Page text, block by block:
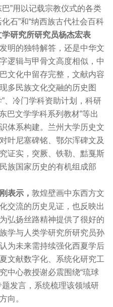
”用以记载宗教仪式的各类
石”和“纳西族古代社会百科
研究所研究员杨杰宏表
明的独特解答，还是中华文
逻辑与甲骨文高度相似，中
文化中留存完整，文献内容
多民族文化交融的历史图
、冷门学科资助计划，科研
巴文学学科系列教材”等出
体系构建。兰州大学历史文
叶尼塞碑铭、鄂尔浑碑文及
证实，突厥、铁勒、黠戛斯
族国家历史的有机组成部
表示， 敦煌壁画中东西方文
交流的历史见证，也反映出
弘扬丝路精神提供了很好的
学与人类学研究所研究员孙
为未来需持续强化西夏学后
文献数字化、系统化研究工
中心教授谢必震围绕“琉球
发言，系统梳理该领域研
向。